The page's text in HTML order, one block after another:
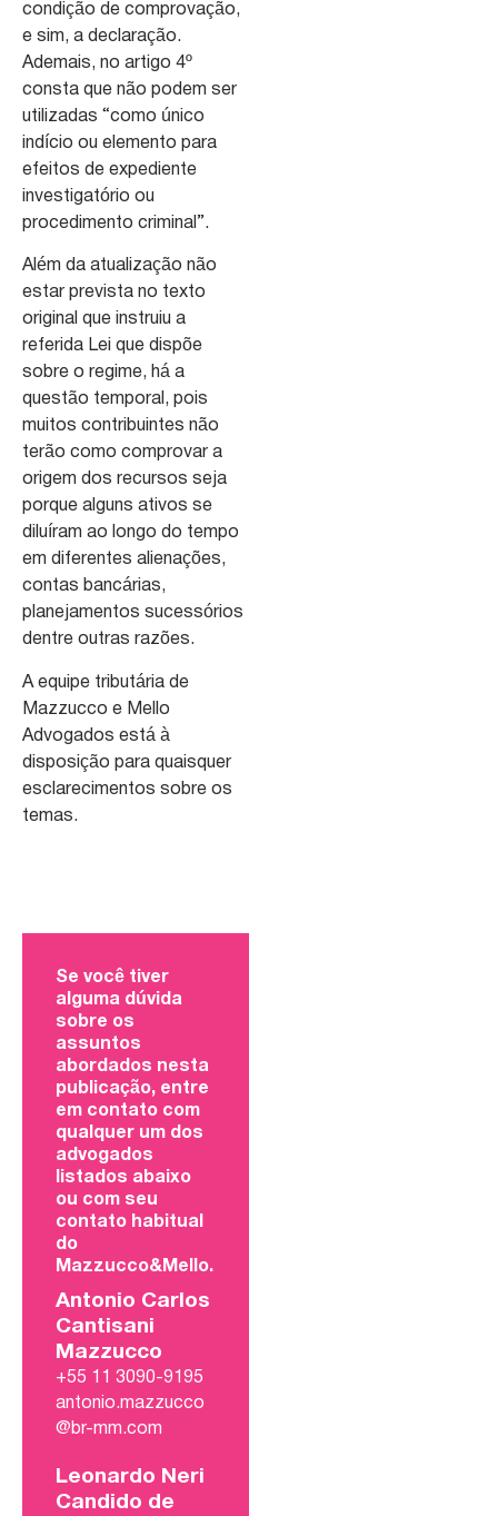
condição de comprovação,
e sim, a declaração.
Ademais, no artigo 4º
consta que não podem ser
utilizadas “como único
indício ou elemento para
efeitos de expediente
investigatório ou
procedimento criminal”.
Além da atualização não
estar prevista no texto
original que instruiu a
referida Lei que dispõe
sobre o regime, há a
questão temporal, pois
muitos contribuintes não
terão como comprovar a
origem dos recursos seja
porque alguns ativos se
diluíram ao longo do tempo
em diferentes alienações,
contas bancárias,
planejamentos sucessórios
dentre outras razões.
A equipe tributária de
Mazzucco e Mello
Advogados está à
disposição para quaisquer
esclarecimentos sobre os
temas.
Se você tiver
alguma dúvida
sobre os
assuntos
abordados nesta
publicação, entre
em contato com
qualquer um dos
advogados
listados abaixo
ou com seu
contato habitual
do
Mazzucco&Mello.
Antonio Carlos
Cantisani
Mazzucco
+55 11 3090-9195
antonio.mazzucco
@br-mm.com
Leonardo Neri
Candido de